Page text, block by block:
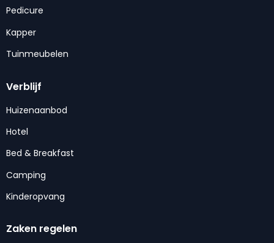
Pedicure
Kapper
Tuinmeubelen
Verblijf
Huizenaanbod
Hotel
Bed & Breakfast
Camping
Kinderopvang
Zaken regelen